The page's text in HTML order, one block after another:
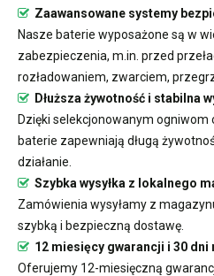
Zaawansowane systemy
Nasze baterie wyposażone są w
zabezpieczenia, m.in. przed
rozładowaniem, zwarciem,
Dłuższa żywotność i stabilna
Dzięki selekcjonowanym
baterie zapewniają długą
działanie.
Szybka wysyłka z lokalnego
Zamówienia wysyłamy z
szybką i bezpieczną dostawę.
12 miesięcy gwarancji i 30 dni
Oferujemy 12-miesięczną